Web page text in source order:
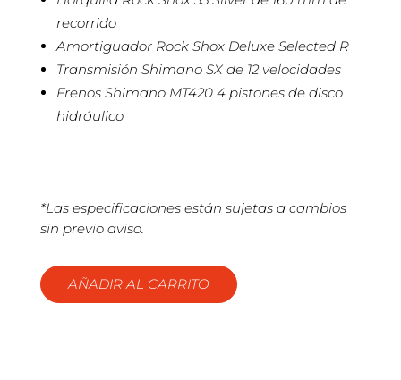
recorrido
Amortiguador Rock Shox Deluxe Selected R
Transmisión Shimano SX de 12 velocidades
Frenos Shimano MT420 4 pistones de disco
hidráulico
*Las especificaciones están sujetas a cambios
sin previo aviso.
AÑADIR AL CARRITO